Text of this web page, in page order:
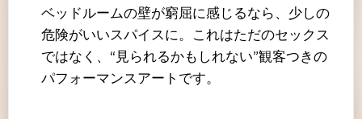
ベッドルームの壁が窮屈に感じるなら、少しの
危険がいいスパイスに。これはただのセックス
ではなく、“見られるかもしれない”観客つきの
パフォーマンスアートです。